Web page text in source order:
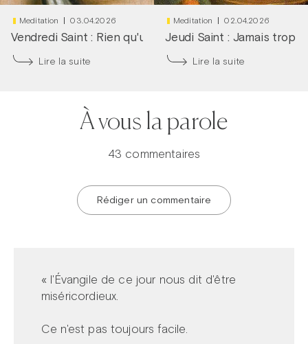
Meditation 03.04.2026
Vendredi Saint : Rien qu'une larme dans tes yeux |
Lire la suite
Meditation 02.04.2026
Jeudi Saint : Jamais trop
Lire la suite
À vous la parole
43 commentaires
Rédiger un commentaire
« l'Évangile de ce jour nous dit d'être
miséricordieux.
Ce n'est pas toujours facile.